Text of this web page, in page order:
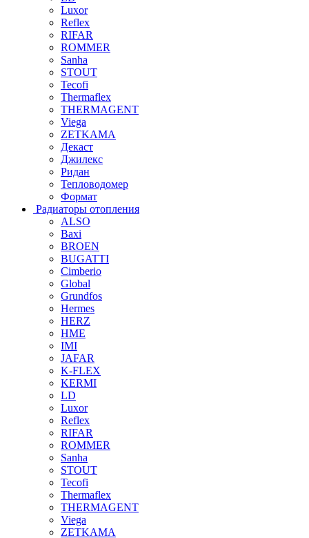
Luxor
Reflex
RIFAR
ROMMER
Sanha
STOUT
Tecofi
Thermaflex
THERMAGENT
Viega
ZETKAMA
Декаст
Джилекс
Ридан
Тепловодомер
Формат
Радиаторы отопления
ALSO
Baxi
BROEN
BUGATTI
Cimberio
Global
Grundfos
Hermes
HERZ
HME
IMI
JAFAR
K-FLEX
KERMI
LD
Luxor
Reflex
RIFAR
ROMMER
Sanha
STOUT
Tecofi
Thermaflex
THERMAGENT
Viega
ZETKAMA